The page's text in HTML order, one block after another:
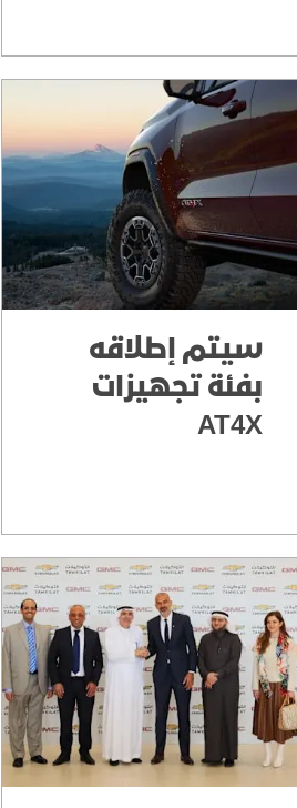
سيتم إطلاقه
بفئة تجهيزات
AT4X